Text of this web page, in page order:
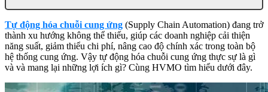
Tự động hóa chuỗi cung ứng (Supply Chain Automation) đang trở
thành xu hướng không thể thiếu, giúp các doanh nghiệp cải thiện
năng suất, giảm thiểu chi phí, nâng cao độ chính xác trong toàn bộ
hệ thống cung ứng. Vậy tự động hóa chuỗi cung ứng thực sự là gì
và và mang lại những lợi ích gì? Cùng HVMO tìm hiểu dưới đây.